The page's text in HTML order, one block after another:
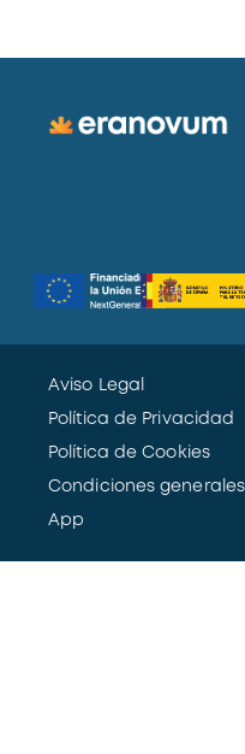
Aviso Legal
Política de Privacidad
Política de Cookies
Condiciones
App